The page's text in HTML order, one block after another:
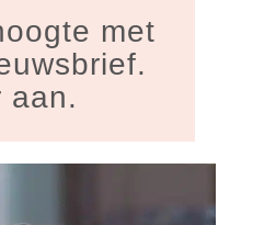
met
aan.